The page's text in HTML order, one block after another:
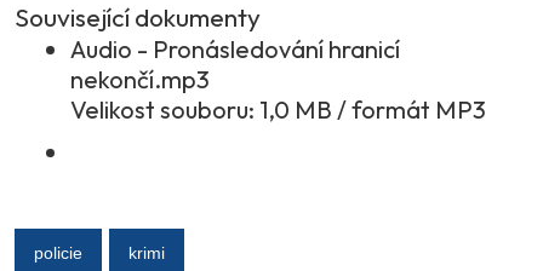
Související dokumenty
Audio - Pronásledování hranicí
nekončí.mp3
Velikost souboru: 1,0 MB / formát MP3
policie krimi